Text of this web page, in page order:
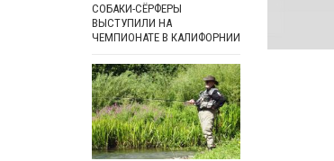
СОБАКИ-СЁРФЕРЫ
ВЫСТУПИЛИ НА
ЧЕМПИОНАТЕ В КАЛИФОРНИИ